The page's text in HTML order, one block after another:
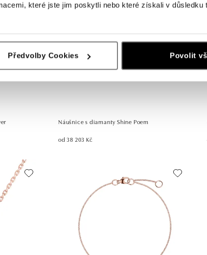
které jste jim poskytli nebo které získali v důsledku
Předvolby Cookies Povolit
Náušnice s diamanty Shine Poem
od 38 203 Kč